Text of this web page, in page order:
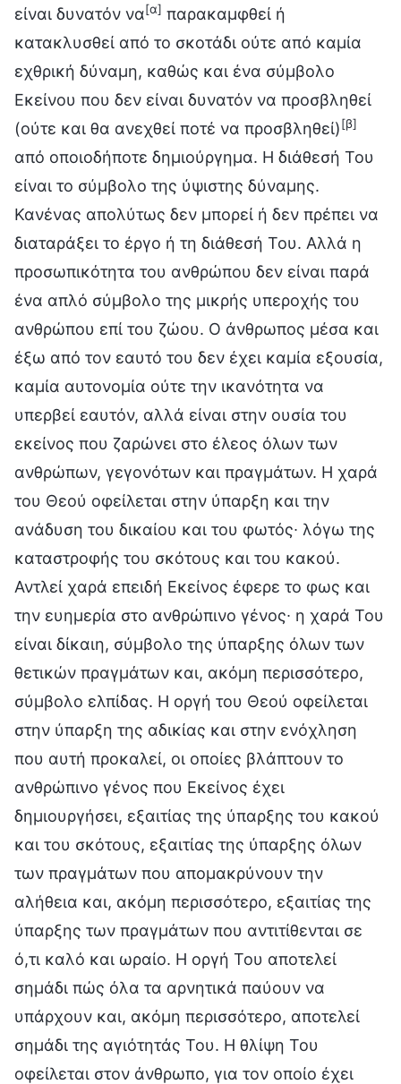
είναι δυνατόν να[α] παρακαμφθεί ή
κατακλυσθεί από το σκοτάδι ούτε από καμία
εχθρική δύναμη, καθώς και ένα σύμβολο
Εκείνου που δεν είναι δυνατόν να προσβληθεί
(ούτε και θα ανεχθεί ποτέ να προσβληθεί)[β]
από οποιοδήποτε δημιούργημα. Η διάθεσή Του
είναι το σύμβολο της ύψιστης δύναμης.
Κανένας απολύτως δεν μπορεί ή δεν πρέπει να
διαταράξει το έργο ή τη διάθεσή Του. Αλλά η
προσωπικότητα του ανθρώπου δεν είναι παρά
ένα απλό σύμβολο της μικρής υπεροχής του
ανθρώπου επί του ζώου. Ο άνθρωπος μέσα και
έξω από τον εαυτό του δεν έχει καμία εξουσία,
καμία αυτονομία ούτε την ικανότητα να
υπερβεί εαυτόν, αλλά είναι στην ουσία του
εκείνος που ζαρώνει στο έλεος όλων των
ανθρώπων, γεγονότων και πραγμάτων. Η χαρά
του Θεού οφείλεται στην ύπαρξη και την
ανάδυση του δικαίου και του φωτός∙ λόγω της
καταστροφής του σκότους και του κακού.
Αντλεί χαρά επειδή Εκείνος έφερε το φως και
την ευημερία στο ανθρώπινο γένος∙ η χαρά Του
είναι δίκαιη, σύμβολο της ύπαρξης όλων των
θετικών πραγμάτων και, ακόμη περισσότερο,
σύμβολο ελπίδας. Η οργή του Θεού οφείλεται
στην ύπαρξη της αδικίας και στην ενόχληση
που αυτή προκαλεί, οι οποίες βλάπτουν το
ανθρώπινο γένος που Εκείνος έχει
δημιουργήσει, εξαιτίας της ύπαρξης του κακού
και του σκότους, εξαιτίας της ύπαρξης όλων
των πραγμάτων που απομακρύνουν την
αλήθεια και, ακόμη περισσότερο, εξαιτίας της
ύπαρξης των πραγμάτων που αντιτίθενται σε
ό,τι καλό και ωραίο. Η οργή Του αποτελεί
σημάδι πώς όλα τα αρνητικά παύουν να
υπάρχουν και, ακόμη περισσότερο, αποτελεί
σημάδι της αγιότητάς Του. Η θλίψη Του
οφείλεται στον άνθρωπο, για τον οποίο έχει